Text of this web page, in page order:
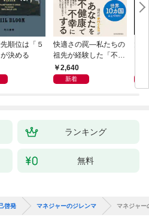
順位は「５
決める
快適さの罠―私たちの
祖先が経験した「不快
さ」が人生を充実させ
る
2,640
新着
ランキング
無料
啓発 マネジャーのジレンマ マネジャー